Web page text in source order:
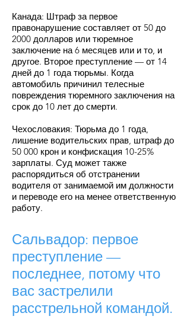
Канада: Штраф за первое
правонарушение составляет от 50 до
2000 долларов или тюремное
заключение на 6 месяцев или и то, и
другое. Второе преступление — от 14
дней до 1 года тюрьмы. Когда
автомобиль причинил телесные
повреждения тюремного заключения на
срок до 10 лет до смерти.
Чехословакия: Тюрьма до 1 года,
лишение водительских прав, штраф до
50 000 крон и конфискация 10-25%
зарплаты. Суд может также
распорядиться об отстранении
водителя от занимаемой им должности
и переводе его на менее ответственную
работу.
Сальвадор: первое
преступление —
последнее, потому что
вас застрелили
расстрельной командой.